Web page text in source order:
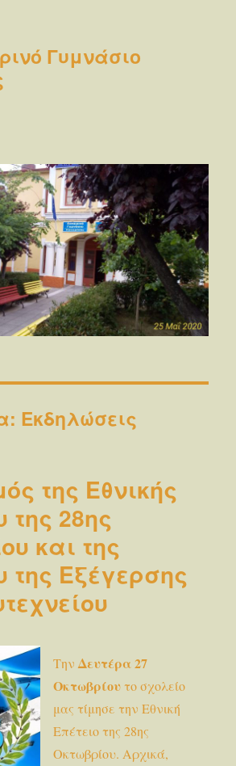
Γυμνάσιο
Εκδηλώσεις
της Εθνικής
της 28ης
και της
της Εξέγερσης
ΤηνΔευτέρα 27
Οκτωβρίουτο σχολείο
μας τίμησε την Εθνική
Επέτειο της 28ης
Οκτωβρίου. Αρχικά,